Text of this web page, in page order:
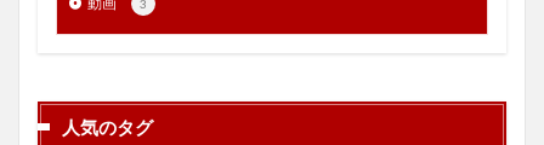
3
人気のタグ